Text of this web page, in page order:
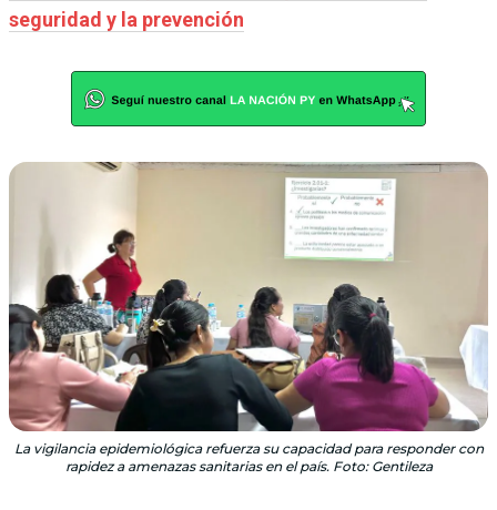
seguridad y la prevención
La vigilancia epidemiológica refuerza su capacidad para responder con
rapidez a amenazas sanitarias en el país. Foto: Gentileza